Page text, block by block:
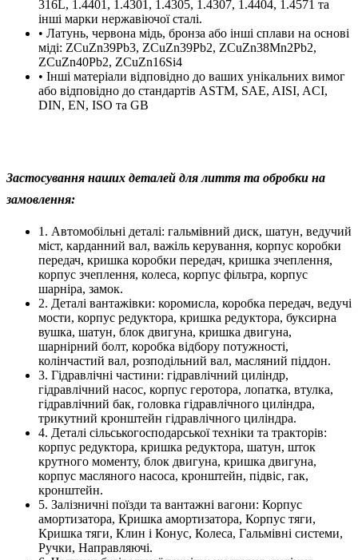
316L, 1.4401, 1.4301, 1.4305, 1.4307, 1.4404, 1.4571 та
інші марки нержавіючої сталі.
• Латунь, червона мідь, бронза або інші сплави на основі
міді: ZCuZn39Pb3, ZCuZn39Pb2, ZCuZn38Mn2Pb2,
ZCuZn40Pb2, ZCuZn16Si4
• Інші матеріали відповідно до ваших унікальних вимог
або відповідно до стандартів ASTM, SAE, AISI, ACI,
DIN, EN, ISO та GB
Застосування наших деталей для лиття та обробки на
замовлення:
1. Автомобільні деталі: гальмівний диск, шатун, ведучий
міст, карданний вал, важіль керування, корпус коробки
передач, кришка коробки передач, кришка зчеплення,
корпус зчеплення, колеса, корпус фільтра, корпус
шарніра, замок.
2. Деталі вантажівки: коромисла, коробка передач, ведучі
мости, корпус редуктора, кришка редуктора, буксирна
вушка, шатун, блок двигуна, кришка двигуна,
шарнірний болт, коробка відбору потужності,
колінчастий вал, розподільний вал, масляний піддон.
3. Гідравлічні частини: гідравлічний циліндр,
гідравлічний насос, корпус геротора, лопатка, втулка,
гідравлічний бак, головка гідравлічного циліндра,
трикутний кронштейн гідравлічного циліндра.
4. Деталі сільськогосподарської техніки та тракторів:
корпус редуктора, кришка редуктора, шатун, шток
крутного моменту, блок двигуна, кришка двигуна,
корпус масляного насоса, кронштейн, підвіс, гак,
кронштейн.
5. Залізничні поїзди та вантажні вагони: Корпус
амортизатора, Кришка амортизатора, Корпус тяги,
Кришка тяги, Клин і Конус, Колеса, Гальмівні системи,
Ручки, Направляючі.